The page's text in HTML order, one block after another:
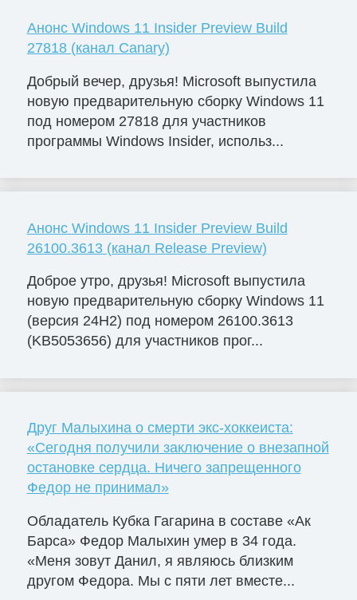
Анонс Windows 11 Insider Preview Build
27818 (канал Canary)
Добрый вечер, друзья! Microsoft выпустила
новую предварительную сборку Windows 11
под номером 27818 для участников
программы Windows Insider, использ...
Анонс Windows 11 Insider Preview Build
26100.3613 (канал Release Preview)
Доброе утро, друзья! Microsoft выпустила
новую предварительную сборку Windows 11
(версия 24H2) под номером 26100.3613
(KB5053656) для участников прог...
Друг Малыхина о смерти экс-хоккеиста:
«Сегодня получили заключение о внезапной
остановке сердца. Ничего запрещенного
Федор не принимал»
Обладатель Кубка Гагарина в составе «Ак
Барса» Федор Малыхин умер в 34 года.
«Меня зовут Данил, я являюсь близким
другом Федора. Мы с пяти лет вместе...